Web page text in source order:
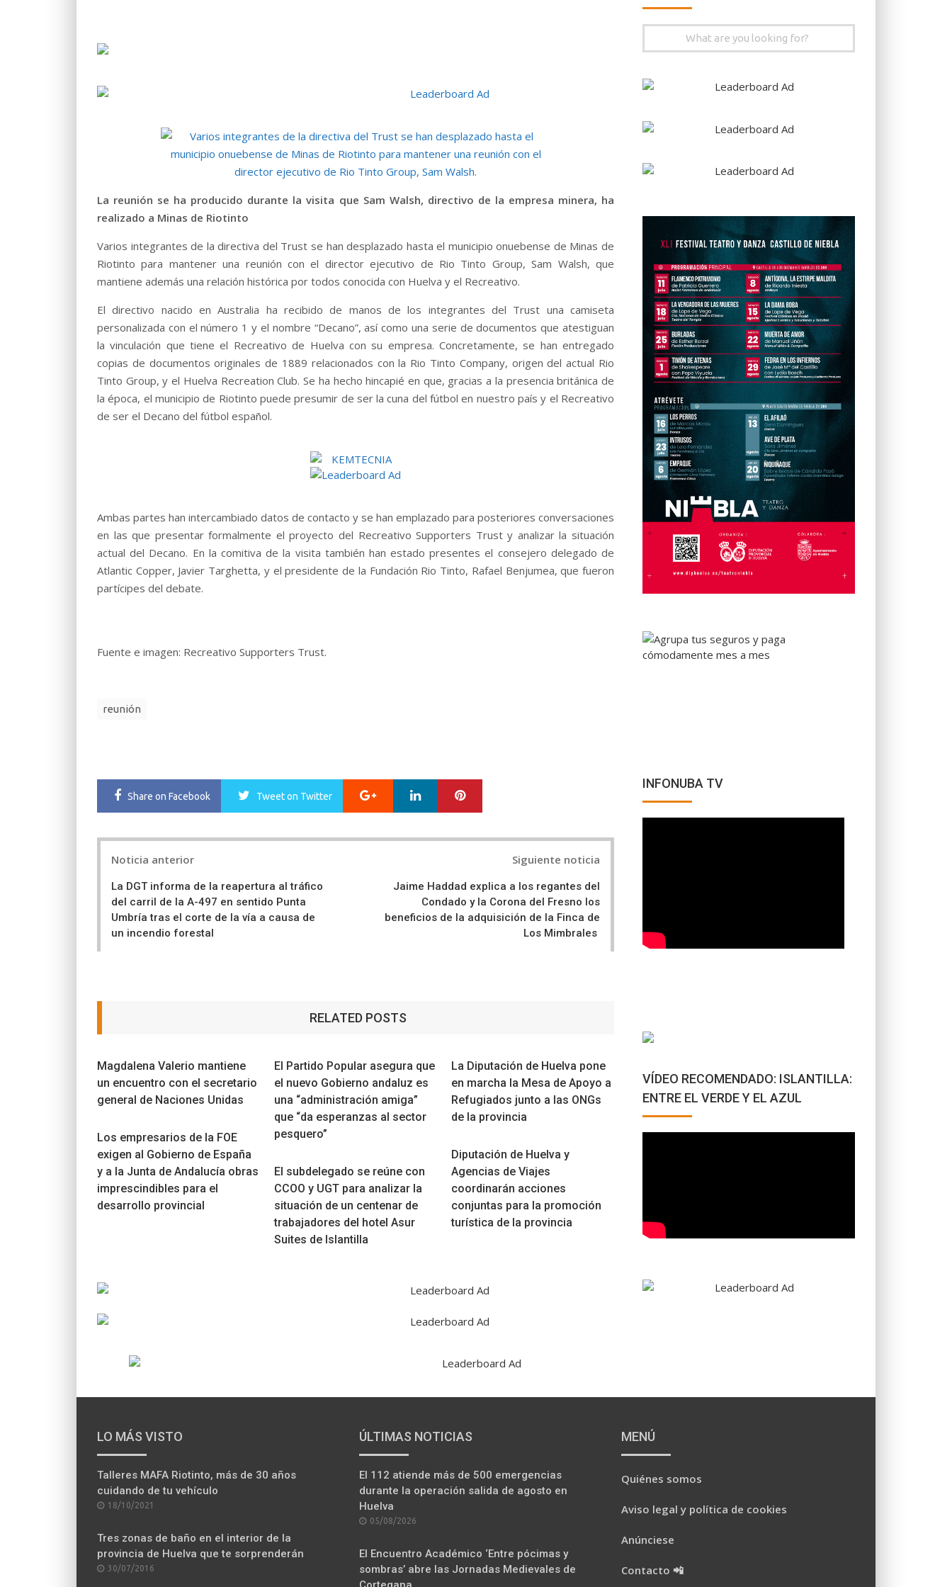
La reunión se ha producido durante la visita que Sam Walsh, directivo de la empresa minera, ha
realizado a Minas de Riotinto
Varios integrantes de la directiva del Trust se han desplazado hasta el municipio onuebense de Minas de
Riotinto para mantener una reunión con el director ejecutivo de Rio Tinto Group, Sam Walsh, que
mantiene además una relación histórica por todos conocida con Huelva y el Recreativo.
El directivo nacido en Australia ha recibido de manos de los integrantes del Trust una camiseta
personalizada con el número 1 y el nombre “Decano”, así como una serie de documentos que atestiguan
la vinculación que tiene el Recreativo de Huelva con su empresa. Concretamente, se han entregado
copias de documentos originales de 1889 relacionados con la Rio Tinto Company, origen del actual Rio
Tinto Group, y el Huelva Recreation Club. Se ha hecho hincapié en que, gracias a la presencia británica de
la época, el municipio de Riotinto puede presumir de ser la cuna del fútbol en nuestro país y el Recreativo
de ser el Decano del fútbol español.
Ambas partes han intercambiado datos de contacto y se han emplazado para posteriores conversaciones
en las que presentar formalmente el proyecto del Recreativo Supporters Trust y analizar la situación
actual del Decano. En la comitiva de la visita también han estado presentes el consejero delegado de
Atlantic Copper, Javier Targhetta, y el presidente de la Fundación Rio Tinto, Rafael Benjumea, que fueron
partícipes del debate.
Fuente e imagen: Recreativo Supporters Trust.
reunión
Share on Facebook Tweeton Twitter Google+ LinkedIn
Noticia anterior
La DGT informa de la reapertura al tráfico
del carril de la A-497 en sentido Punta
Umbría tras el corte de la vía a causa de
un incendio forestal
Siguiente noticia
Jaime Haddad explica a los regantes del
Condado y la Corona del Fresno los
beneficios de la adquisición de la Finca de
Los Mimbrales
RELATED POSTS
Magdalena Valerio mantiene
un encuentro con el secretario
general de Naciones Unidas
El Partido Popular asegura que
el nuevo Gobierno andaluz es
una “administración amiga”
que “da esperanzas al sector
pesquero”
La Diputación de Huelva pone
en marcha la Mesa de Apoyo a
Refugiados junto a las ONGs
de la provincia
Los empresarios de la FOE
exigen al Gobierno de España
y a la Junta de Andalucía obras
imprescindibles para el
desarrollo provincial
Diputación de Huelva y
Agencias de Viajes
coordinarán acciones
conjuntas para la promoción
turística de la provincia
El subdelegado se reúne con
CCOO y UGT para analizar la
situación de un centenar de
trabajadores del hotel Asur
Suites de Islantilla
Search
INFONUBA TV
VÍDEO RECOMENDADO: ISLANTILLA:
ENTRE EL VERDE Y EL AZUL
LO MÁS VISTO
Talleres MAFA Riotinto, más de 30 años
cuidando de tu vehículo
POSTED
18/10/2021
Tres zonas de baño en el interior de la
provincia de Huelva que te sorprenderán
POSTED
30/07/2016
ÚLTIMAS NOTICIAS
El 112 atiende más de 500 emergencias
durante la operación salida de agosto en
Huelva
POSTED
05/08/2026
El Encuentro Académico ‘Entre pócimas y
sombras’ abre las Jornadas Medievales de
MENÚ
Quiénes somos
Aviso legal y política de cookies
Anúnciese
Contacto 📲